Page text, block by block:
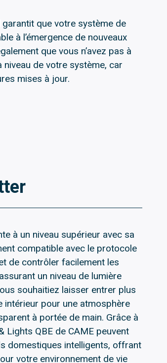
garantit que votre système de
à l’émergence de nouveaux
que vous n’avez pas à
de votre système, car
mises à jour.
à un niveau supérieur avec sa
compatible avec le protocole
de contrôler facilement les
un niveau de lumière
souhaitiez laisser entrer plus
intérieur pour une atmosphère
à portée de main. Grâce à
Lights QBE de CAME peuvent
domestiques intelligents, offrant
votre environnement de vie